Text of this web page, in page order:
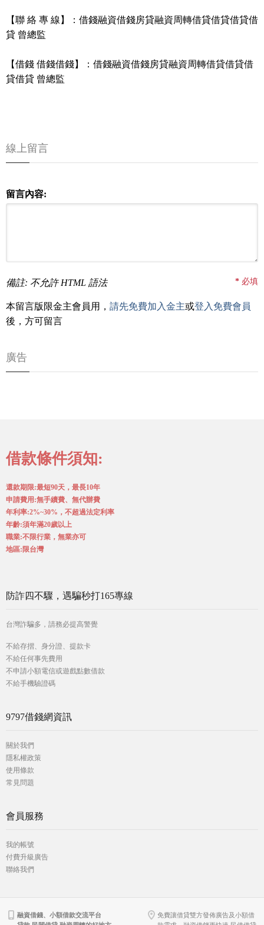
【聯 絡 專 線】：借錢融資借錢房貸融資周轉借貸借貸借貸借
貸 曾總監
【借錢 借錢借錢】：借錢融資借錢房貸融資周轉借貸借貸借
貸借貸 曾總監
線上留言
留言內容:
備註: 不允許 HTML 語法 * 必填
本留言版限金主會員用， 請先免費加入金主或登入免費會員
後，方可留言
廣告
借款條件須知:
還款期限:最短90天，最長10年
申請費用:無手續費、無代辦費
年利率:2%~30%，不超過法定利率
年齡:須年滿20歲以上
職業:不限行業，無業亦可
地區:限台灣
防詐四不驟，遇騙秒打165專線
台灣詐騙多，請務必提高警覺
不給存摺、身分證、提款卡
不給任何事先費用
不申請小額電信或遊戲點數借款
不給手機驗證碼
9797借錢網資訊
關於我們
隱私權政策
使用條款
常見問題
會員服務
我的帳號
付費升級廣告
聯絡我們
融資借錢、小額借款交流平台
免費讓借貸雙方發佈廣告及小額借